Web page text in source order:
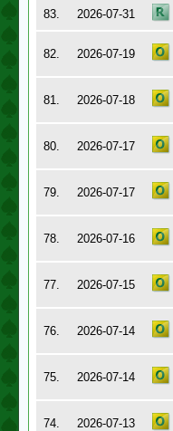
83.
2026-07-31
82. 2026-07-19
81. 2026-07-18
80. 2026-07-17
79. 2026-07-17
78. 2026-07-16
77. 2026-07-15
76. 2026-07-14
75. 2026-07-14
74. 2026-07-13